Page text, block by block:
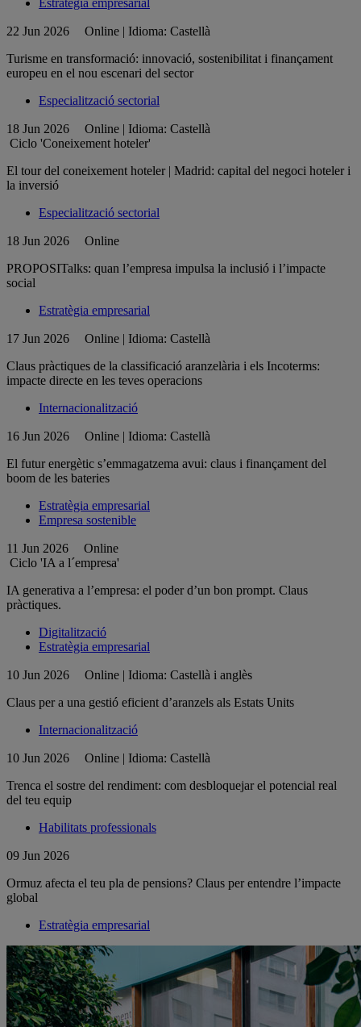
Estratègia empresarial
22 Jun 2026
Online | Idioma: Castellà
Turisme en transformació: innovació, sostenibilitat i finançament
europeu en el nou escenari del sector
Especialització sectorial
18 Jun 2026
Online | Idioma: Castellà
Ciclo 'Coneixement hoteler'
El tour del coneixement hoteler | Madrid: capital del negoci hoteler i
la inversió
Especialització sectorial
18 Jun 2026
Online
PROPOSITalks: quan l’empresa impulsa la inclusió i l’impacte
social
Estratègia empresarial
17 Jun 2026
Online | Idioma: Castellà
Claus pràctiques de la classificació aranzelària i els Incoterms:
impacte directe en les teves operacions
Internacionalització
16 Jun 2026
Online | Idioma: Castellà
El futur energètic s’emmagatzema avui: claus i finançament del
boom de les bateries
Estratègia empresarial
Empresa sostenible
11 Jun 2026
Online
Ciclo 'IA a l´empresa'
IA generativa a l’empresa: el poder d’un bon prompt. Claus
pràctiques.
Digitalització
Estratègia empresarial
10 Jun 2026
Online | Idioma: Castellà i anglès
Claus per a una gestió eficient d’aranzels als Estats Units
Internacionalització
10 Jun 2026
Online | Idioma: Castellà
Trenca el sostre del rendiment: com desbloquejar el potencial real
del teu equip
Habilitats professionals
09 Jun 2026
Ormuz afecta el teu pla de pensions? Claus per entendre l’impacte
global
Estratègia empresarial